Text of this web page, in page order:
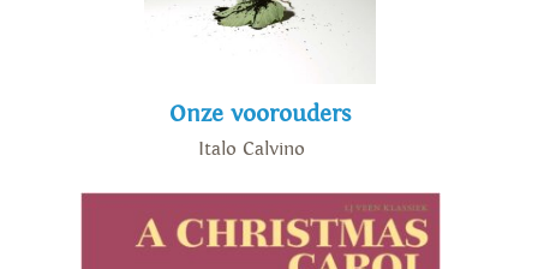
Onze voorouders
Italo Calvino